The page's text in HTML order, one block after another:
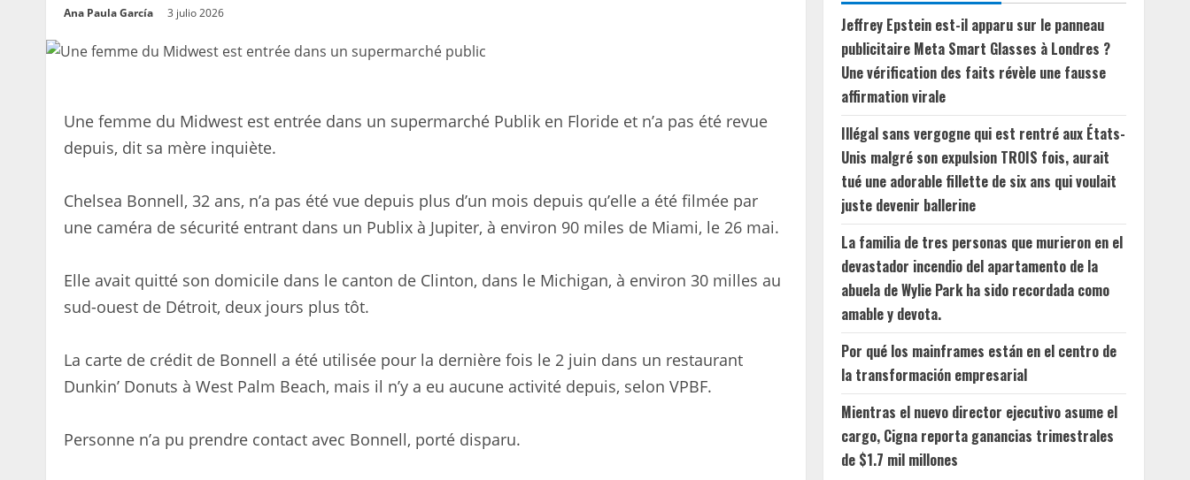
Ana Paula García 3 julio 2026
Une femme du Midwest est entrée dans un supermarché Publik en Floride et n’a pas été revue
depuis, dit sa mère inquiète.
Chelsea Bonnell, 32 ans, n’a pas été vue depuis plus d’un mois depuis qu’elle a été filmée par
une caméra de sécurité entrant dans un Publix à Jupiter, à environ 90 miles de Miami, le 26 mai.
Elle avait quitté son domicile dans le canton de Clinton, dans le Michigan, à environ 30 milles au
sud-ouest de Détroit, deux jours plus tôt.
La carte de crédit de Bonnell a été utilisée pour la dernière fois le 2 juin dans un restaurant
Dunkin’ Donuts à West Palm Beach, mais il n’y a eu aucune activité depuis, selon VPBF.
Personne n’a pu prendre contact avec Bonnell, porté disparu.
Jeffrey Epstein est-il apparu sur le panneau
publicitaire Meta Smart Glasses à Londres ?
Une vérification des faits révèle une fausse
affirmation virale
Illégal sans vergogne qui est rentré aux États-
Unis malgré son expulsion TROIS fois, aurait
tué une adorable fillette de six ans qui voulait
juste devenir ballerine
La familia de tres personas que murieron en el
devastador incendio del apartamento de la
abuela de Wylie Park ha sido recordada como
amable y devota.
Por qué los mainframes están en el centro de
la transformación empresarial
Mientras el nuevo director ejecutivo asume el
cargo, Cigna reporta ganancias trimestrales
de $1.7 mil millones